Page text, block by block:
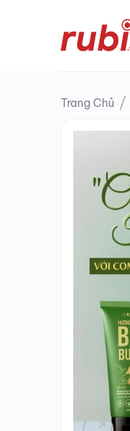
Trang Chủ /